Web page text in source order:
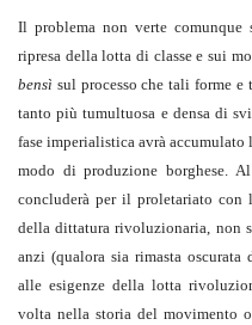
Il problema non verte comunque
ripresa della lotta di classe e sui
bensì sul processo che tali forme e
tanto più tumultuosa e densa di
fase imperialistica avrà
modo di produzione borghese.
concluderà per il proletariato con
della dittatura rivoluzionaria, non
anzi (qualora sia rimasta
alle esigenze della lotta
volta nella storia del movimento